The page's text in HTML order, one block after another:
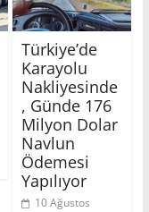
Türkiye’de
Karayolu
Nakliyesinde
, Günde 176
Milyon Dolar
Navlun
Ödemesi
Yapılıyor
10 Ağustos